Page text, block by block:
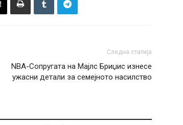
Следна статија
NBA-Сопругата на Мајлс Бриџис изнесе
ужасни детали за семејното насилство